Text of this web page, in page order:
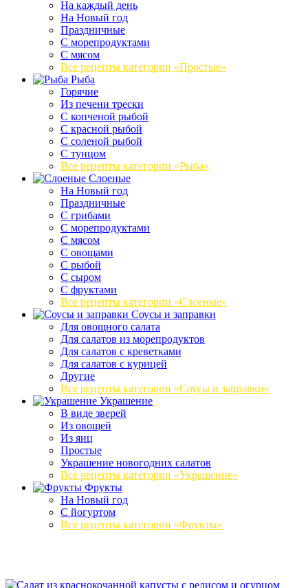
На каждый день
На Новый год
Праздничные
С морепродуктами
С мясом
Все рецепты категории «Простые»
Рыба
Горячие
Из печени трески
С копченой рыбой
С красной рыбой
С соленой рыбой
С тунцом
Все рецепты категории «Рыба»
Слоеные
На Новый год
Праздничные
С грибами
С морепродуктами
С мясом
С овощами
С рыбой
С сыром
С фруктами
Все рецепты категории «Слоеные»
Соусы и заправки
Для овощного салата
Для салатов из морепродуктов
Для салатов с креветками
Для салатов с курицей
Другие
Все рецепты категории «Соусы и заправки»
Украшение
В виде зверей
Из овощей
Из яиц
Простые
Украшение новогодних салатов
Все рецепты категории «Украшение»
Фрукты
На Новый год
С йогуртом
Все рецепты категории «Фрукты»